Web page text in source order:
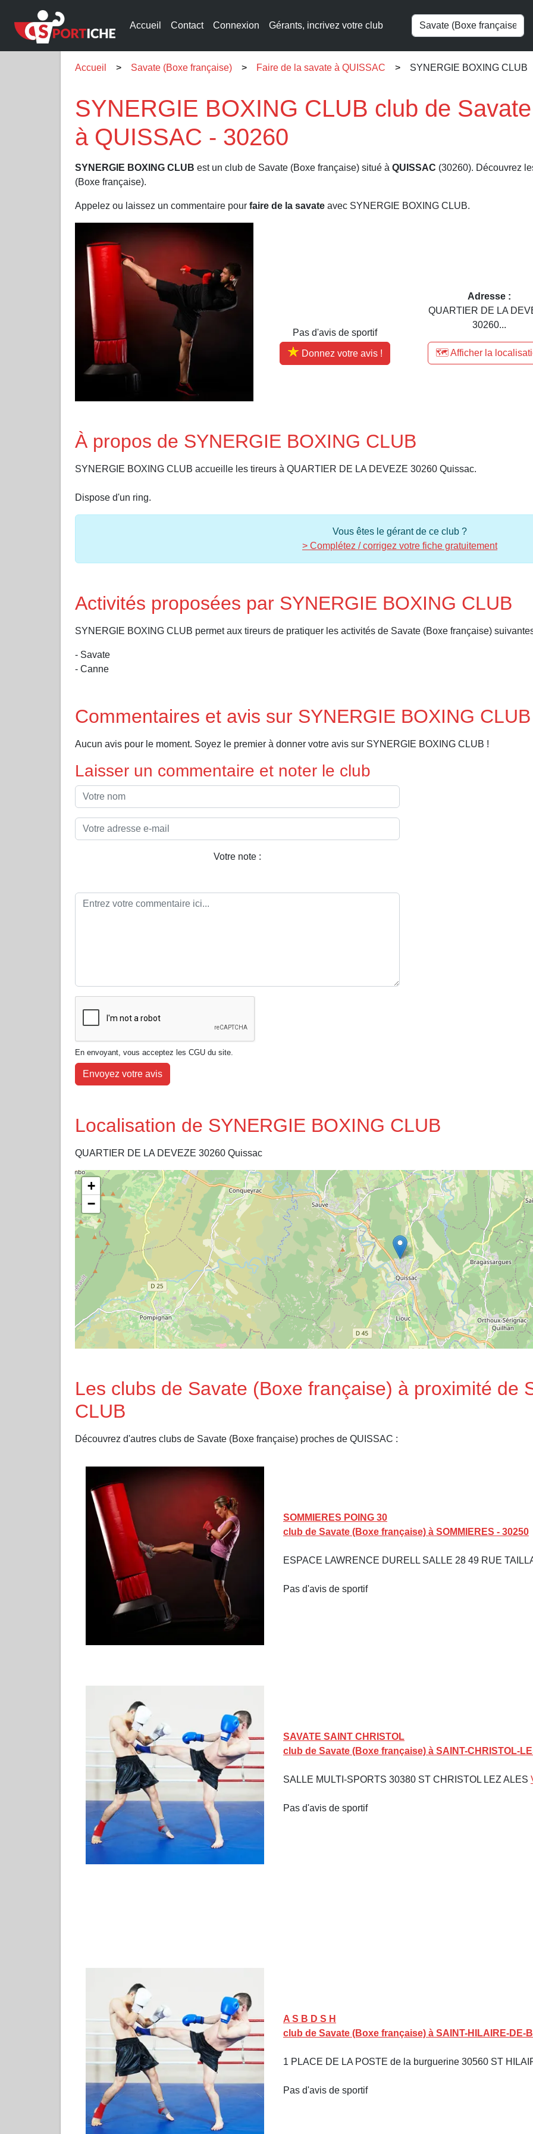
Accueil Contact Connexion Gérants, incrivez votre club
Accueil Savate (Boxe française) Faire de la savate à QUISSAC SYNERGIE BOXING CLUB
SYNERGIE BOXING CLUB club de
à QUISSAC - 30260
SYNERGIE BOXING CLUB est un club de Savate (Boxe française) situé à QUISSAC (30260). Découvrez
(Boxe française).
Appelez ou laissez un commentaire pour faire de la savate avec SYNERGIE BOXING CLUB.
Pas d'avis de sportif
Donnez votre avis !
Adresse :
QUARTIER DE LA
30260...
🗺️ Afficher la
À propos de SYNERGIE BOXING CLUB
SYNERGIE BOXING CLUB accueille les tireurs à QUARTIER DE LA DEVEZE 30260 Quissac.
Dispose d'un ring.
Vous êtes le gérant de ce club ?
> Complétez / corrigez votre fiche gratuitement
Activités proposées par SYNERGIE BOXING CLUB
SYNERGIE BOXING CLUB permet aux tireurs de pratiquer les activités de Savate (Boxe française)
- Savate
- Canne
Commentaires et avis sur SYNERGIE BOXING CLUB
Aucun avis pour le moment. Soyez le premier à donner votre avis sur SYNERGIE BOXING CLUB !
Laisser un commentaire et noter le club
Votre note :
En envoyant, vous acceptez les CGU du site.
Envoyez votre avis
Localisation de SYNERGIE BOXING CLUB
QUARTIER DE LA DEVEZE 30260 Quissac
+
−
Les clubs de Savate (Boxe française) à proximité de
CLUB
Découvrez d'autres clubs de Savate (Boxe française) proches de QUISSAC :
SOMMIERES POING 30
club de Savate (Boxe française) à SOMMIERES - 30250
ESPACE LAWRENCE DURELL SALLE 28 49 RUE
Pas d'avis de sportif
SAVATE SAINT CHRISTOL
club de Savate (Boxe française) à SAINT-CHRISTOL-
SALLE MULTI-SPORTS 30380 ST CHRISTOL LEZ ALES
Pas d'avis de sportif
A S B D S H
club de Savate (Boxe française) à SAINT-HILAIRE-DE-
1 PLACE DE LA POSTE de la burguerine 30560 ST
Pas d'avis de sportif